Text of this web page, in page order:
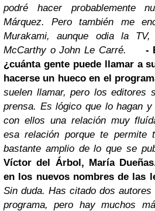
podré hacer probablemente
Márquez. Pero también me
Murakami, aunque odia la
McCarthy o John Le Carré. -
¿cuánta gente puede llamar a
hacerse un hueco en el
suelen llamar, pero los editores
prensa. Es lógico que lo hagan y
con ellos una relación muy
esa relación porque te permite
bastante amplio de lo que se
Víctor del Árbol, María
en los nuevos nombres de las
Sin duda. Has citado dos
programa, pero hay muchos